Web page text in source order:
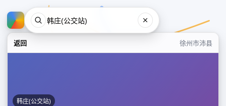
返回 徐州市沛县
韩庄(公交站)